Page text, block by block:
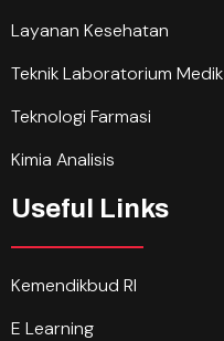
Layanan Kesehatan
Teknik Laboratorium Medik
Teknologi Farmasi
Kimia Analisis
Useful Links
Kemendikbud RI
E Learning